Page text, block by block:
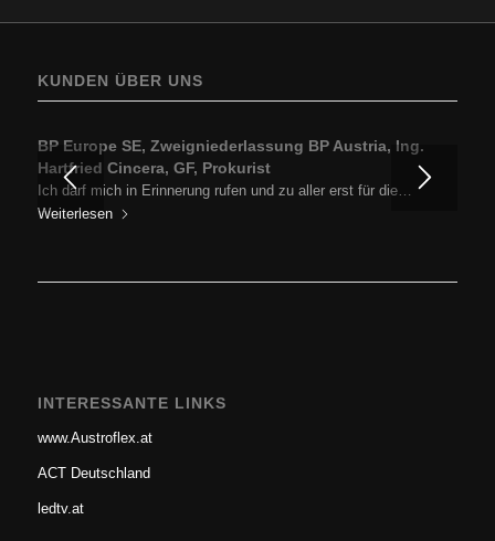
KUNDEN ÜBER UNS
BP Europe SE, Zweigniederlassung BP Austria, Ing.
Hartfried Cincera, GF, Prokurist
Ich darf mich in Erinnerung rufen und zu aller erst für die…
Weiterlesen
INTERESSANTE LINKS
www.Austroflex.at
ACT Deutschland
ledtv.at